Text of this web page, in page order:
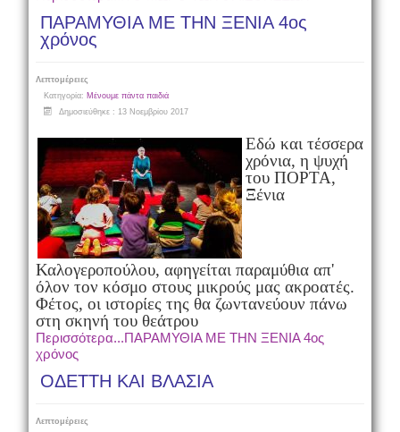
ΠΑΡΑΜΥΘΙΑ ΜΕ ΤΗΝ ΞΕΝΙΑ 4ος
χρόνος
Λεπτομέρειες
Κατηγορία: Μένουμε πάντα παιδιά
Δημοσιεύθηκε : 13 Νοεμβρίου 2017
Εδώ και τέσσερα
χρόνια, η ψυχή
του ΠΟΡΤΑ,
Ξένια
Καλογεροπούλου, αφηγείται παραμύθια απ'
όλον τον κόσμο στους μικρούς μας ακροατές.
Φέτος, οι ιστορίες της θα ζωντανεύουν πάνω
στη σκηνή του θεάτρου
Περισσότερα...ΠΑΡΑΜΥΘΙΑ ΜΕ ΤΗΝ ΞΕΝΙΑ 4ος
χρόνος
ΟΔΕΤΤΗ ΚΑΙ ΒΛΑΣΙΑ
Λεπτομέρειες